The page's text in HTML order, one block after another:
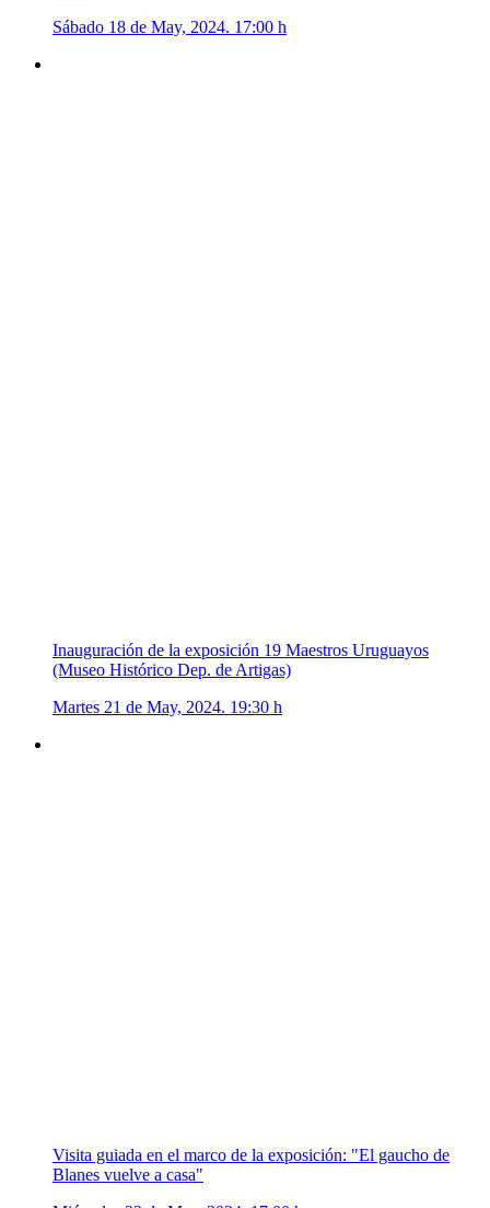
Sábado 18 de May, 2024. 17:00 h
Inauguración de la exposición 19 Maestros Uruguayos
(Museo Histórico Dep. de Artigas)
Martes 21 de May, 2024. 19:30 h
Visita guiada en el marco de la exposición: "El gaucho de
Blanes vuelve a casa"